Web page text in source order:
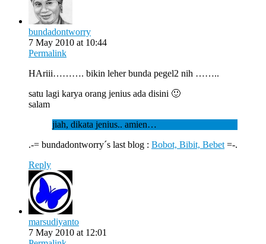
bundadontworry
7 May 2010 at 10:44
Permalink
HAriii………. bikin leher bunda pegel2 nih ……..
satu lagi karya orang jenius ada disini 🙂
salam
jiah, dikata jenius.. amien…
.-= bundadontworry´s last blog : Bobot, Bibit, Bebet =-.
Reply
marsudiyanto
7 May 2010 at 12:01